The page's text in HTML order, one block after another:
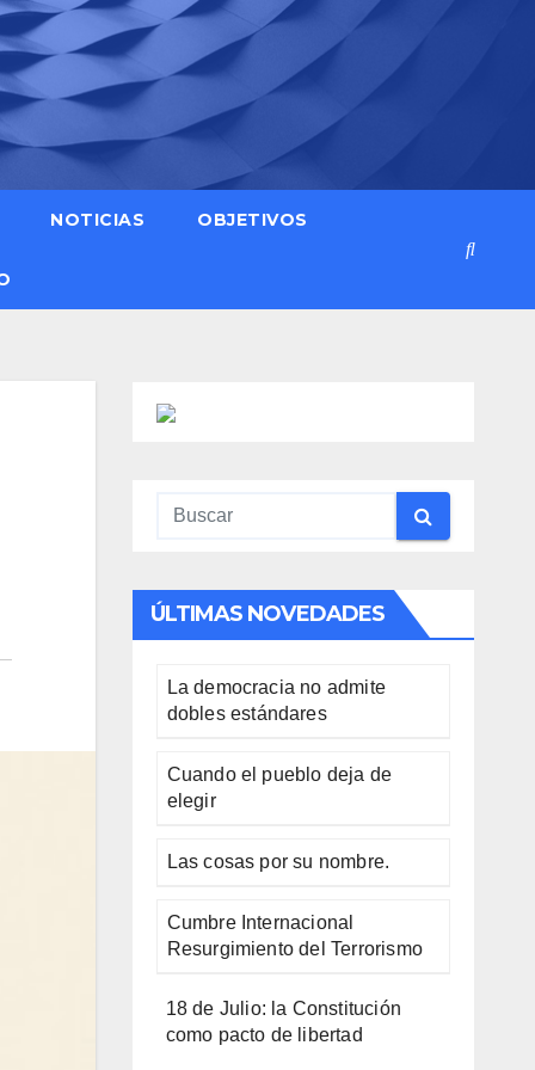
NOTICIAS OBJETIVOS
ÚLTIMAS NOVEDADES
La democracia no admite
dobles estándares
Cuando el pueblo deja de
elegir
Las cosas por su nombre.
Cumbre Internacional
Resurgimiento del Terrorismo
18 de Julio: la Constitución
como pacto de libertad